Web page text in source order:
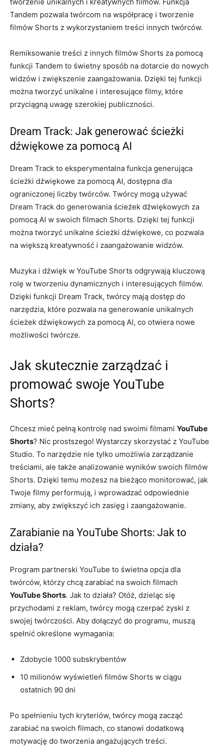
Tandem pozwala twórcom na współpracę i tworzenie
filmów Shorts z wykorzystaniem treści innych twórców.
Remiksowanie treści z innych filmów Shorts za pomocą
funkcji Tandem to świetny sposób na dotarcie do nowych
widzów i zwiększenie zaangażowania. Dzięki tej funkcji
można tworzyć unikalne i interesujące filmy, które
przyciągną uwagę szerokiej publiczności.
Dream Track: Jak generować ścieżki
dźwiękowe za pomocą AI
Dream Track to eksperymentalna funkcja generująca
ścieżki dźwiękowe za pomocą AI, dostępna dla
ograniczonej liczby twórców. Twórcy mogą używać
Dream Track do generowania ścieżek dźwiękowych za
pomocą AI w swoich filmach Shorts. Dzięki tej funkcji
można tworzyć unikalne ścieżki dźwiękowe, co pozwala
na większą kreatywność i zaangażowanie widzów.
Muzyka i dźwięk w YouTube Shorts odgrywają kluczową
rolę w tworzeniu dynamicznych i interesujących filmów.
Dzięki funkcji Dream Track, twórcy mają dostęp do
narzędzia, które pozwala na generowanie unikalnych
ścieżek dźwiękowych za pomocą AI, co otwiera nowe
możliwości twórcze.
Jak skutecznie zarządzać i
promować swoje YouTube
Shorts?
Chcesz mieć pełną kontrolę nad swoimi filmami YouTube
Shorts? Nic prostszego! Wystarczy skorzystać z YouTube
Studio. To narzędzie nie tylko umożliwia zarządzanie
treściami, ale także analizowanie wyników swoich filmów
Shorts. Dzięki temu możesz na bieżąco monitorować, jak
Twoje filmy performują, i wprowadzać odpowiednie
zmiany, aby zwiększyć ich zasięg i zaangażowanie.
Zarabianie na YouTube Shorts: Jak to
działa?
Program partnerski YouTube to świetna opcja dla
twórców, którzy chcą zarabiać na swoich filmach
YouTube Shorts. Jak to działa? Otóż, dzieląc się
przychodami z reklam, twórcy mogą czerpać zyski z
swojej twórczości. Aby dołączyć do programu, muszą
spełnić określone wymagania:
Zdobycie 1000 subskrybentów
10 milionów wyświetleń filmów Shorts w ciągu
ostatnich 90 dni
Po spełnieniu tych kryteriów, twórcy mogą zacząć
zarabiać na swoich filmach, co stanowi dodatkową
motywację do tworzenia angażujących treści.